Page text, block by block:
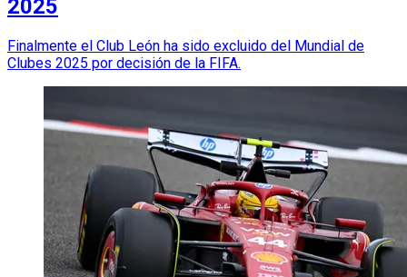
2025
Finalmente el Club León ha sido excluido del Mundial de
Clubes 2025 por decisión de la FIFA.